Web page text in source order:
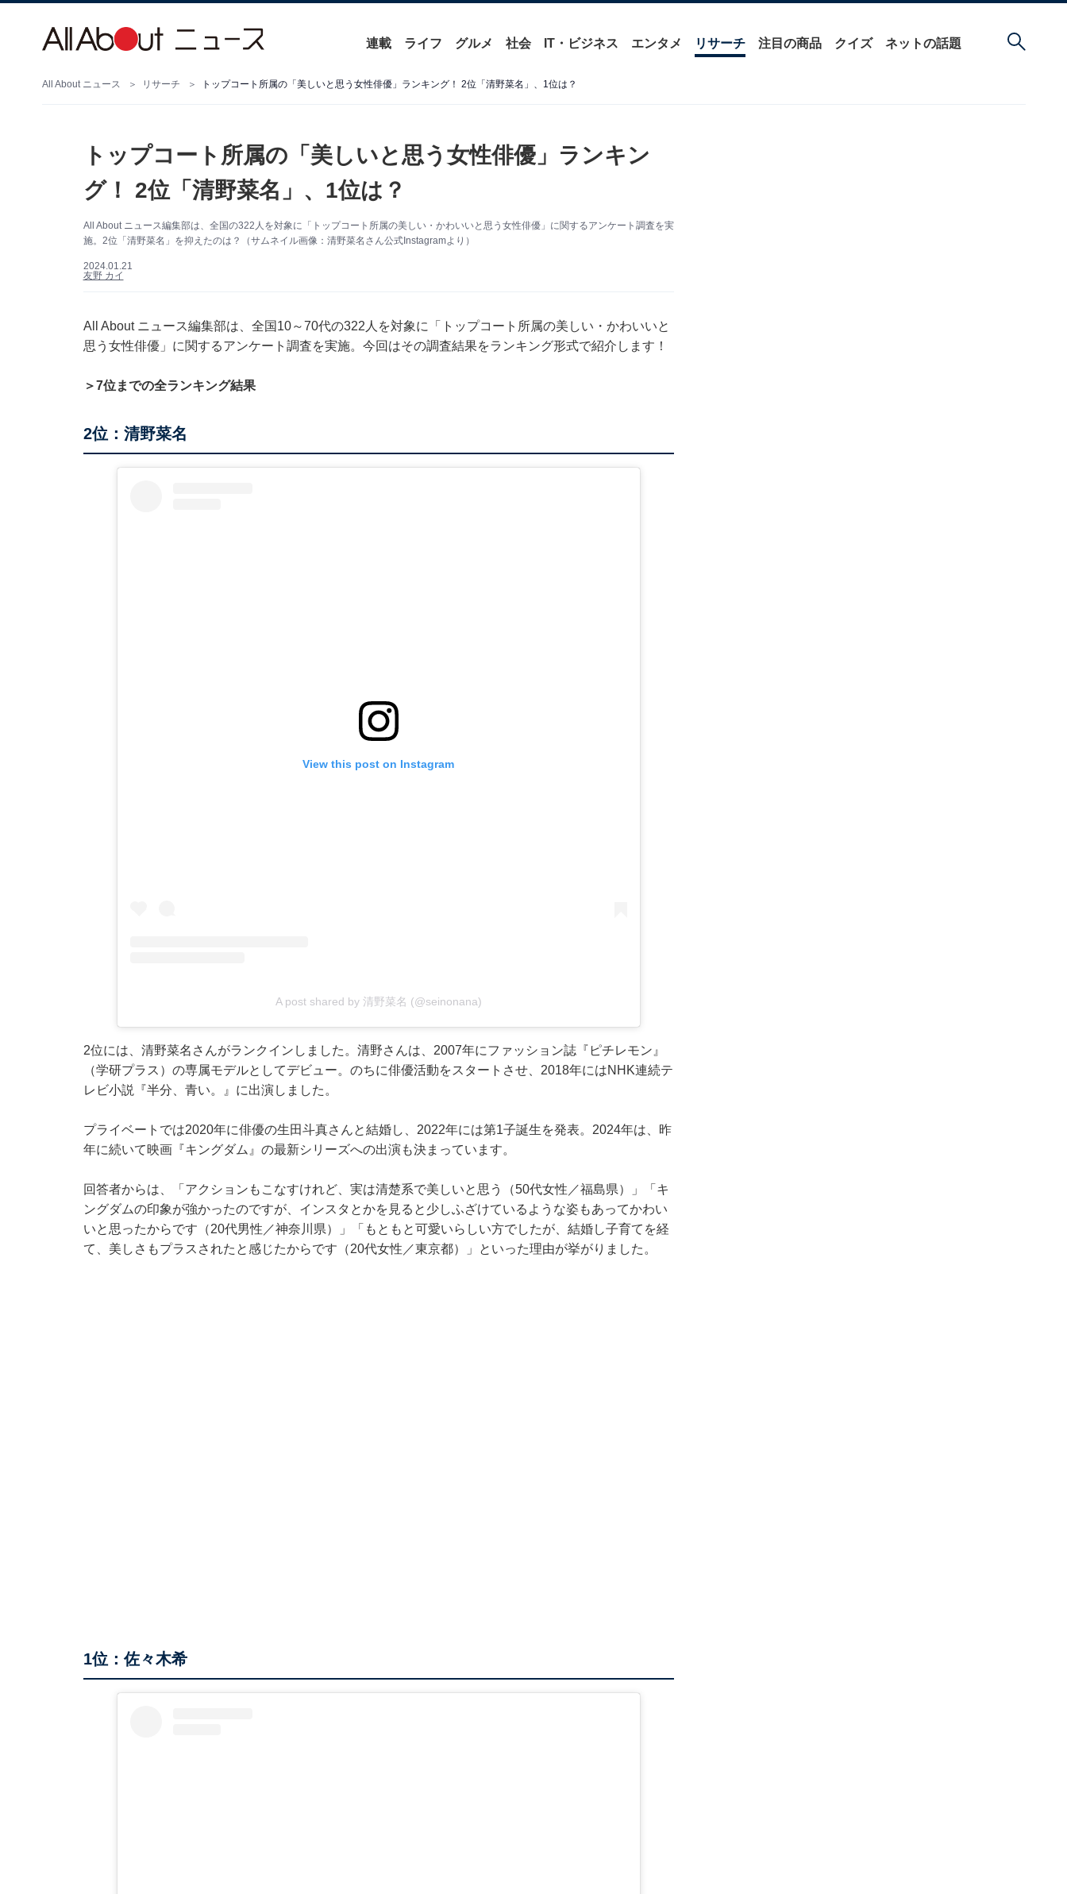
連載 ライフ グルメ 社会 IT・ビジネス エンタメ リサーチ 注目の商品 クイズ ネットの話題
All About ニュース リサーチ トップコート所属の「美しいと思う女性俳優」ランキング！ 2位「清野菜名」、1位は？
トップコート所属の「美しいと思う女性俳優」ランキン
グ！ 2位「清野菜名」、1位は？
All About ニュース編集部は、全国の322人を対象に「トップコート所属の美しい・かわいいと思う女性俳優」に関するアンケート調査を実
施。2位「清野菜名」を抑えたのは？（サムネイル画像：清野菜名さん公式Instagramより）
2024.01.21
友野 カイ
All About ニュース編集部は、全国10～70代の322人を対象に「トップコート所属の美しい・かわいいと
思う女性俳優」に関するアンケート調査を実施。今回はその調査結果をランキング形式で紹介します！
＞7位までの全ランキング結果
2位：清野菜名
View this post on Instagram
A post shared by 清野菜名 (@seinonana)
2位には、清野菜名さんがランクインしました。清野さんは、2007年にファッション誌『ピチレモン』
（学研プラス）の専属モデルとしてデビュー。のちに俳優活動をスタートさせ、2018年にはNHK連続テ
レビ小説『半分、青い。』に出演しました。
プライベートでは2020年に俳優の生田斗真さんと結婚し、2022年には第1子誕生を発表。2024年は、昨
年に続いて映画『キングダム』の最新シリーズへの出演も決まっています。
回答者からは、「アクションもこなすけれど、実は清楚系で美しいと思う（50代女性／福島県）」「キ
ングダムの印象が強かったのですが、インスタとかを見ると少しふざけているような姿もあってかわい
いと思ったからです（20代男性／神奈川県）」「もともと可愛いらしい方でしたが、結婚し子育てを経
て、美しさもプラスされたと感じたからです（20代女性／東京都）」といった理由が挙がりました。
1位：佐々木希